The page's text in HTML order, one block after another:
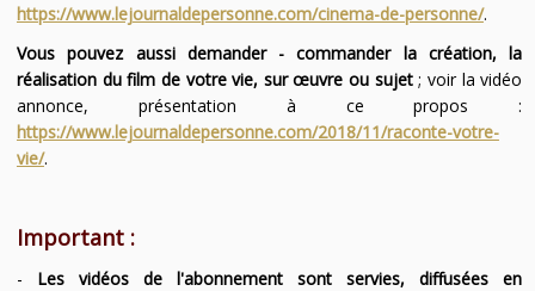
https://www.lejournaldepersonne.com/cinema-de-personne/.
Vous pouvez aussi demander - commander la création, la
réalisation du film de votre vie, sur œuvre ou sujet; voir la vidéo
annonce, présentation à ce propos :
https://www.lejournaldepersonne.com/2018/11/raconte-votre-
vie/.
Important :
- Les vidéos de l'abonnement sont servies, diffusées en